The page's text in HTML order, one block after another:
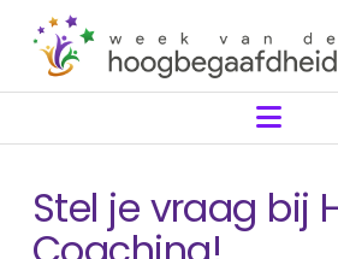
Stel je vraag bij